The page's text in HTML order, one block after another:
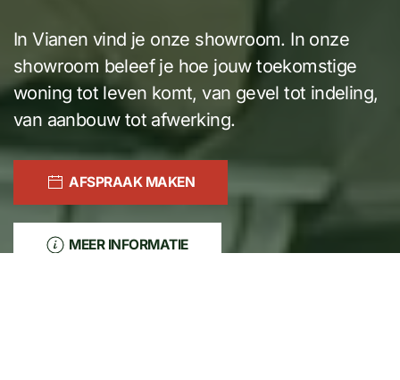
In Vianen vind je onze showroom. In onze
showroom beleef je hoe jouw toekomstige
woning tot leven komt, van gevel tot indeling,
van aanbouw tot afwerking.
AFSPRAAK MAKEN
MEER INFORMATIE